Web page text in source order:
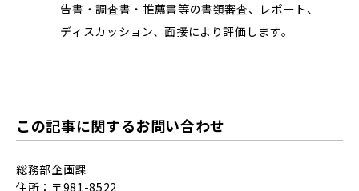
告書・調査書・推薦書等の書類審査、レポート、
ディスカッション、面接により評価します。
この記事に関するお問い合わせ
総務部企画課
住所：〒981-8522